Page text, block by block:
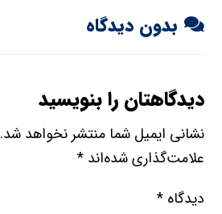
بدون دیدگاه
دیدگاهتان را بنویسید
نشانی ایمیل شما منتشر نخواهد شد.
علامت‌گذاری شده‌اند*
دیدگاه*